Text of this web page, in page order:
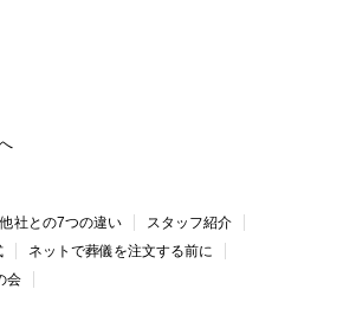
他社との7つの違い
スタッフ紹介
ネットで葬儀を注文する前に
会